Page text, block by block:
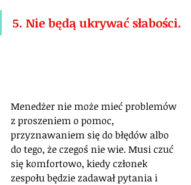
5. Nie będą ukrywać słabości.
Menedżer nie może mieć problemów
z proszeniem o pomoc,
przyznawaniem się do błędów albo
do tego, że czegoś nie wie. Musi czuć
się komfortowo, kiedy członek
zespołu będzie zadawał pytania i